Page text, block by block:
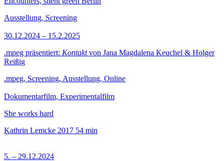
Ausstellung, Screening
30.12.2024 – 15.2.2025
.mpeg präsentiert: Kontaktvon Jana Magdalena Keuchel & Holger
Reißig
.mpeg, Screening, Ausstellung, Online
Dokumentarfilm, Experimentalfilm
She works hard
Kathrin Lemcke 2017 54 min
5. – 29.12.2024